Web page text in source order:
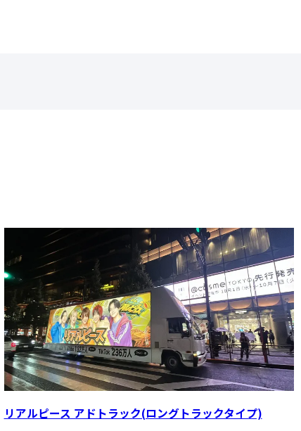
リアルピース アドトラック(ロングトラックタイプ)